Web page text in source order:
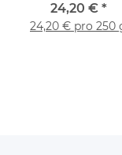
24,20 € *
24,20 € pro 250